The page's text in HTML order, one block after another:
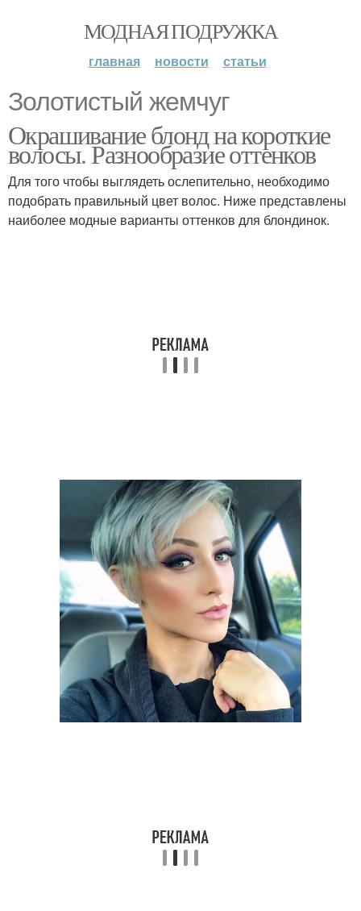
МОДНАЯ ПОДРУЖКА
главная новости статьи
Золотистый жемчуг
Окрашивание блонд на короткие
волосы. Разнообразие оттенков
Для того чтобы выглядеть ослепительно, необходимо
подобрать правильный цвет волос. Ниже представлены
наиболее модные варианты оттенков для блондинок.